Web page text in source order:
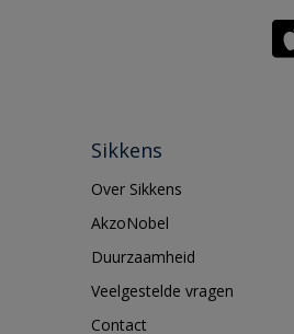
Sikkens
Over Sikkens
AkzoNobel
Duurzaamheid
Veelgestelde vragen
Contact